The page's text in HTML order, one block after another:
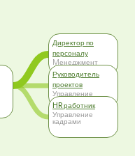
Директор по
персоналу
Mенеджмент
Руководитель
проектов
Управление
кадрами
HR работник
Управление
кадрами